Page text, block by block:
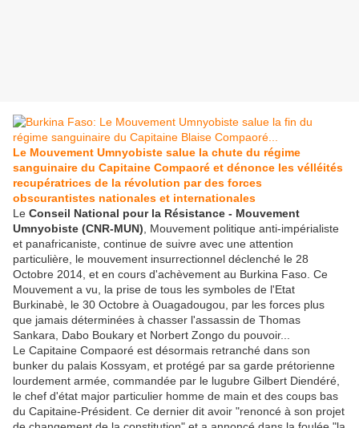
Le Mouvement Umnyobiste salue la chute du régime
sanguinaire du Capitaine Compaoré et dénonce les vélléités
recupératrices de la révolution par des forces
obscurantistes nationales et internationales
Le Conseil National pour la Résistance - Mouvement
Umnyobiste (CNR-MUN) , Mouvement politique anti-impérialiste
et panafricaniste, continue de suivre avec une attention
particulière, le mouvement insurrectionnel déclenché le 28
Octobre 2014, et en cours d'achèvement au Burkina Faso. Ce
Mouvement a vu, la prise de tous les symboles de l'Etat
Burkinabè, le 30 Octobre à Ouagadougou, par les forces plus
que jamais déterminées à chasser l'assassin de Thomas
Sankara, Dabo Boukary et Norbert Zongo du pouvoir...
Le Capitaine Compaoré est désormais retranché dans son
bunker du palais Kossyam, et protégé par sa garde prétorienne
lourdement armée, commandée par le lugubre Gilbert Diendéré,
le chef d'état major particulier homme de main et des coups bas
du Capitaine-Président. Ce dernier dit avoir "renoncé à son projet